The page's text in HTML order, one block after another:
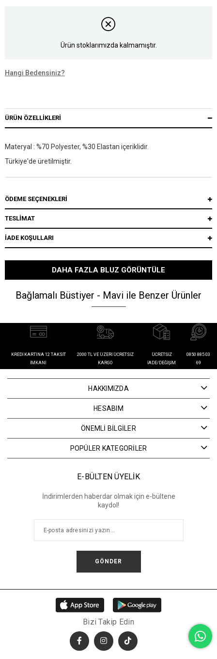
Ürün stoklarımızda kalmamıştır.
Hangi Bedensiniz?
ÜRÜN ÖZELLIKLERI
Materyal : %70 Polyester, %30 Elastan içeriklidir.
Türkiye'de üretilmiştir.
ÖDEME SEÇENEKLERI
TESLİMAT
İADE KOŞULLARI
DAHA FAZLA BLUZ GÖRÜNTÜLE
Bağlamalı Büstiyer - Mavi ile Benzer Ürünler
KREDI KARTINA 12 TAKSIT
İMKANI
2000 TL VE ÜZERI ÜCRETSIZ
KARGO
ÜCRETSIZ
İADE/DEĞIŞIM
0850 885 03
69
HAKKIMIZDA
HESABIM
ÖNEMLİ BİLGİLER
POPÜLER KATEGORİLER
E-BÜLTEN ÜYELİK
İndirimlerden haberdar olmak için e-bültene
kaydol!
GÖNDER
Bizi Takip Edin